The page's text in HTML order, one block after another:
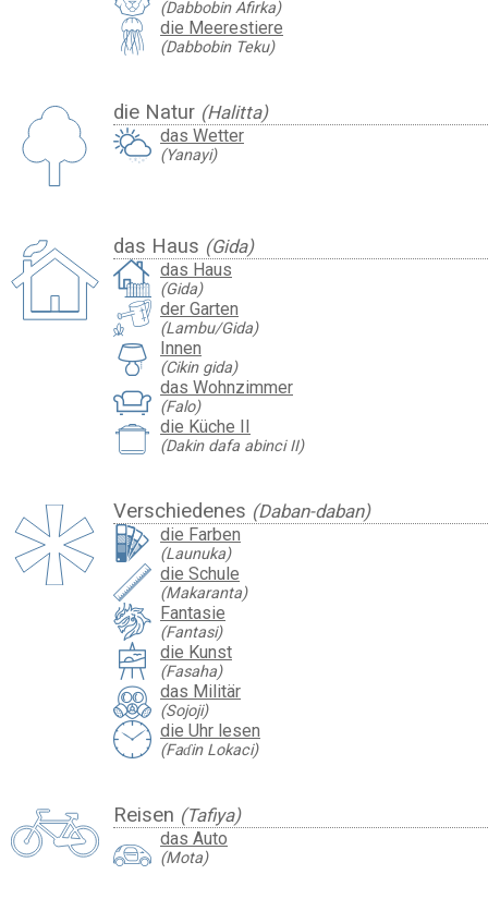
(Dabbobin Afirka)
die Meerestiere
(Dabbobin Teku)
die Natur (Halitta)
das Wetter
(Yanayi)
das Haus (Gida)
das Haus
(Gida)
der Garten
(Lambu/Gida)
Innen
(Cikin gida)
das Wohnzimmer
(Falo)
die Küche II
(Dakin dafa abinci II)
Verschiedenes (Daban-daban)
die Farben
(Launuka)
die Schule
(Makaranta)
Fantasie
(Fantasi)
die Kunst
(Fasaha)
das Militär
(Sojoji)
die Uhr lesen
(Faɗin Lokaci)
Reisen (Tafiya)
das Auto
(Mota)